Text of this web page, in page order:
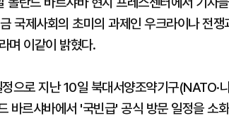
국제사회의 초미의 과제인 우크라이나 전쟁
며 이같이 밝혔다.
으로 지난 10일 북대서양조약기구(NATO·
바르샤바에서 '국빈급' 공식 방문 일정을 소